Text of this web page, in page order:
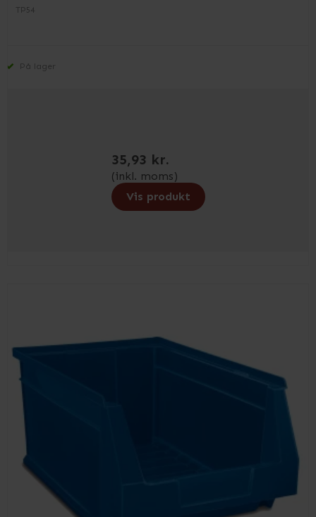
TP54
På lager
35,93 kr.
(inkl. moms)
Vis produkt